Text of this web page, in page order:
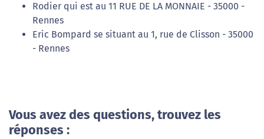
Rodier qui est au 11 RUE DE LA MONNAIE - 35000 -
Rennes
Eric Bompard se situant au 1, rue de Clisson - 35000
- Rennes
Vous avez des questions, trouvez les
réponses :